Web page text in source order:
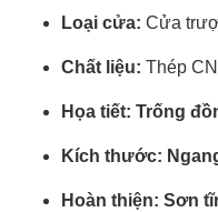
Loại cửa: Cửa
Chất liệu: Thép
Họa tiết: Trống
Kích thước:
Hoàn thiện: Sơn